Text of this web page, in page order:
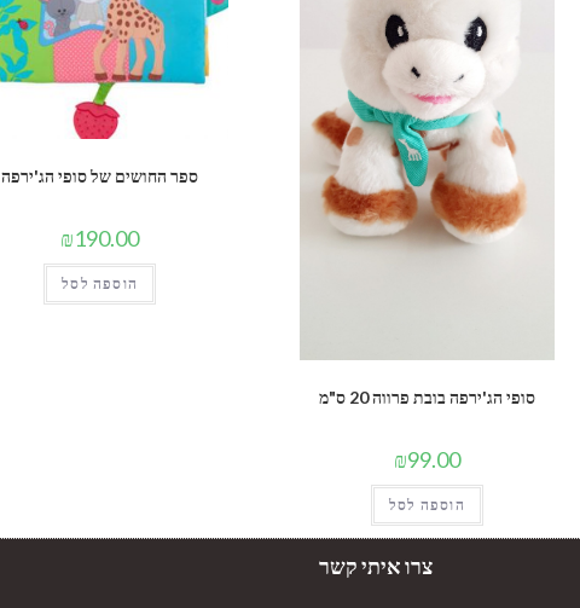
סופי הג'ירפה בובת פרווה 20 ס"מ
₪99.00
הוספה לסל
ספר החושים של סופי הג'ירפה
₪190.00
הוספה לסל
צרו איתי קשר